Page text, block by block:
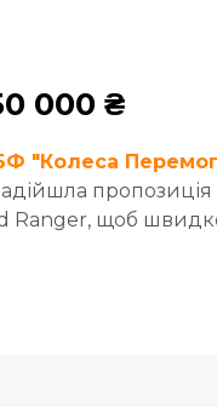
000 ₴
"Колеса
Ranger, щоб